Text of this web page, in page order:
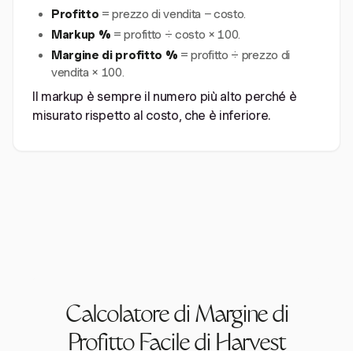
Profitto = prezzo di vendita − costo.
Markup % = profitto ÷ costo × 100.
Margine di profitto % = profitto ÷ prezzo di
vendita × 100.
Il markup è sempre il numero più alto perché è
misurato rispetto al costo, che è inferiore.
Calcolatore di Margine di
Profitto Facile di Harvest